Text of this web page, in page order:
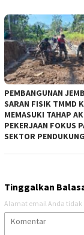
PEMBANGUNAN
SARAN FISIK TMMD
MEMASUKI TAHAP
PEKERJAAN FOKUS
SEKTOR
Tinggalkan
Alamat email Anda